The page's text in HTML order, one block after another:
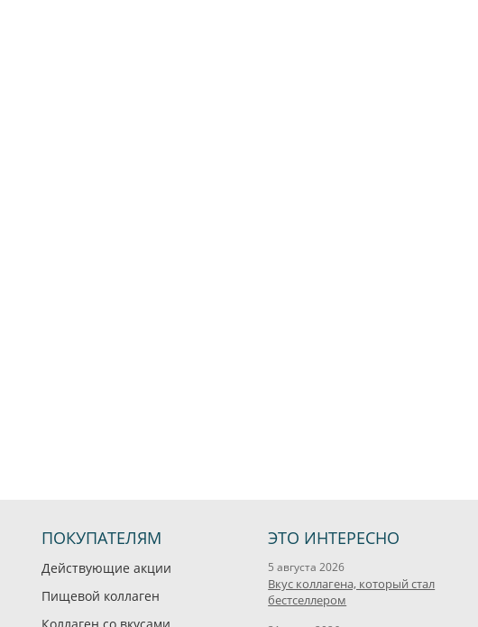
ПОКУПАТЕЛЯМ
Действующие акции
Пищевой коллаген
ЭТО ИНТЕРЕСНО
5 августа 2026
Вкус коллагена, который стал
бестселлером